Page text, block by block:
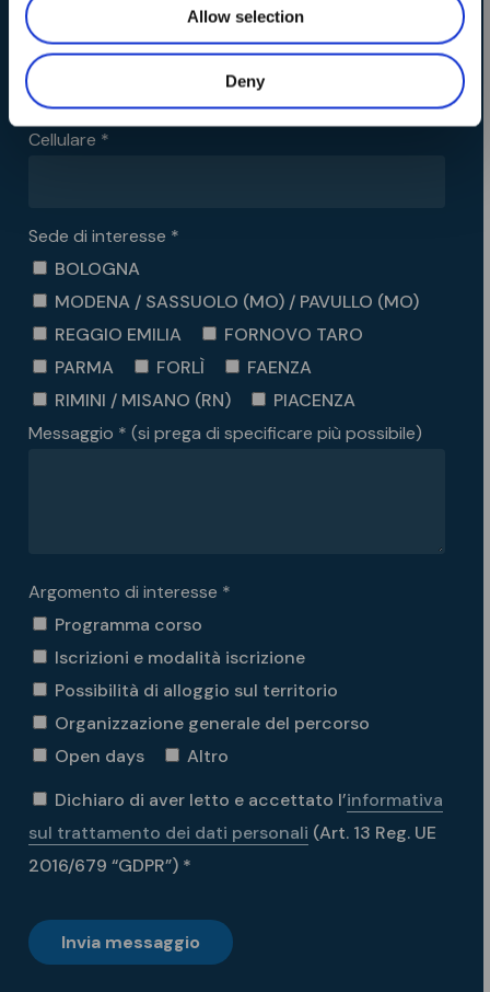
Allow selection
Deny
Email *
Cellulare *
Sede di interesse *
BOLOGNA
MODENA / SASSUOLO (MO) / PAVULLO (MO)
REGGIO EMILIA
FORNOVO TARO
PARMA
FORLÌ
FAENZA
RIMINI / MISANO (RN)
PIACENZA
Messaggio * (si prega di specificare più possibile)
Argomento di interesse *
Programma corso
Iscrizioni e modalità iscrizione
Possibilità di alloggio sul territorio
Organizzazione generale del percorso
Open days
Altro
Dichiaro di aver letto e accettato l’informativa
sul trattamento dei dati personali (Art. 13 Reg. UE
2016/679 “GDPR”) *